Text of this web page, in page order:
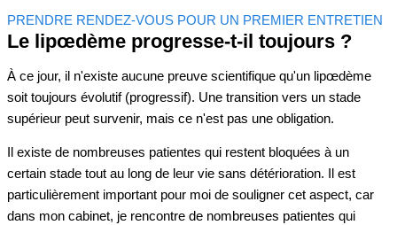
PRENDRE RENDEZ-VOUS POUR UN PREMIER ENTRETIEN
Le lipœdème progresse-t-il toujours ?
À ce jour, il n'existe aucune preuve scientifique qu'un lipœdème
soit toujours évolutif (progressif). Une transition vers un stade
supérieur peut survenir, mais ce n'est pas une obligation.
Il existe de nombreuses patientes qui restent bloquées à un
certain stade tout au long de leur vie sans détérioration. Il est
particulièrement important pour moi de souligner cet aspect, car
dans mon cabinet, je rencontre de nombreuses patientes qui